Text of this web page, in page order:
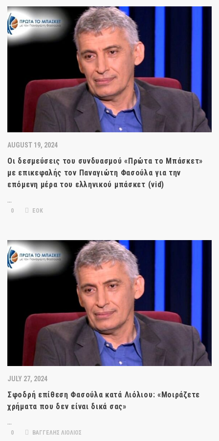
AUGUST 19, 2024
Οι δεσμεύσεις του συνδυασμού «Πρώτα το Μπάσκετ»
με επικεφαλής τον Παναγιώτη Φασούλα για την
επόμενη μέρα του ελληνικού μπάσκετ (vid)
…
0 ΕΟΚ
JULY 27, 2024
Σφοδρή επίθεση Φασούλα κατά Λιόλιου: «Μοιράζετε
χρήματα που δεν είναι δικά σας»
0 ΒΑΓΓΕΛΗΣ ΛΙΟΛΙΟΣ